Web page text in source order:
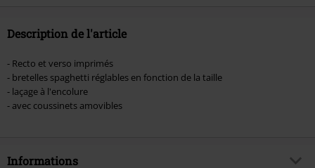
Description de l'article
- Recto et verso imprimés
- bretelles spaghetti réglables en fonction de la taille
- laçage à l'encolure
- avec coussinets amovibles
Informations